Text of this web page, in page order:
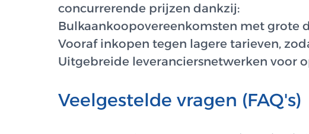
concurrerende prijzen dankzij:
Bulkaankoopovereenkomsten met grote
Vooraf inkopen tegen lagere tarieven,
Uitgebreide leveranciersnetwerken voor
Veelgestelde vragen (FAQ's)